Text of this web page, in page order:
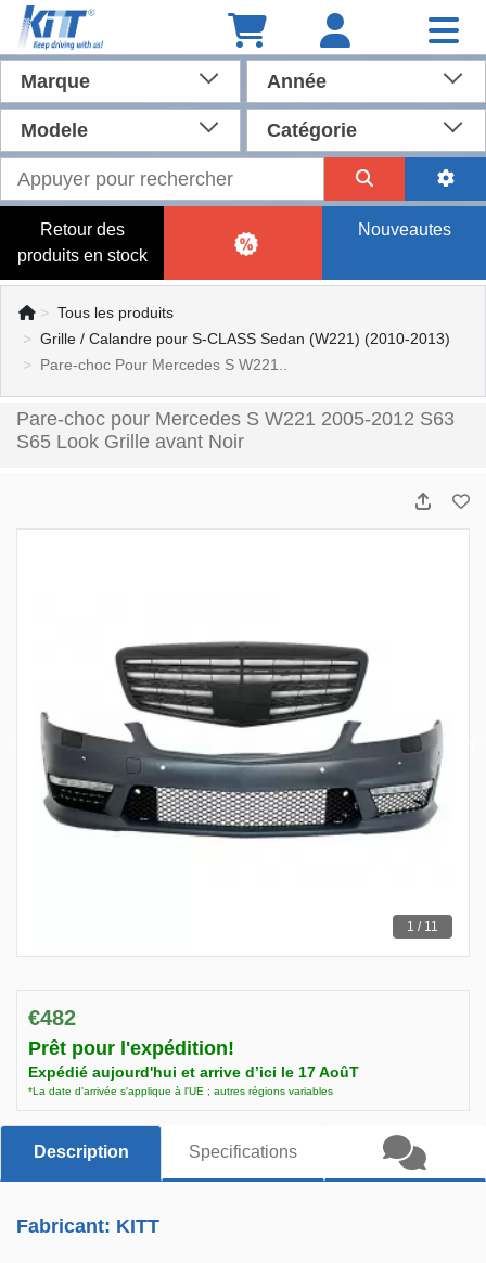
Marque Année
Modele Catégorie
Retour des
produits en stock
Nouveautes
Tous les produits
Grille / Calandre pour S-CLASS Sedan (W221) (2010-2013)
Pare-choc Pour Mercedes S W221..
Pare-choc pour Mercedes S W221 2005-2012 S63
S65 Look Grille avant Noir
1 / 11
€482
Prêt pour l'expédition!
Expédié aujourd'hui et arrive d’ici le 17 AoûT
*La date d'arrivée s'applique à l'UE ; autres régions variables
Description Specifications
Fabricant: KITT